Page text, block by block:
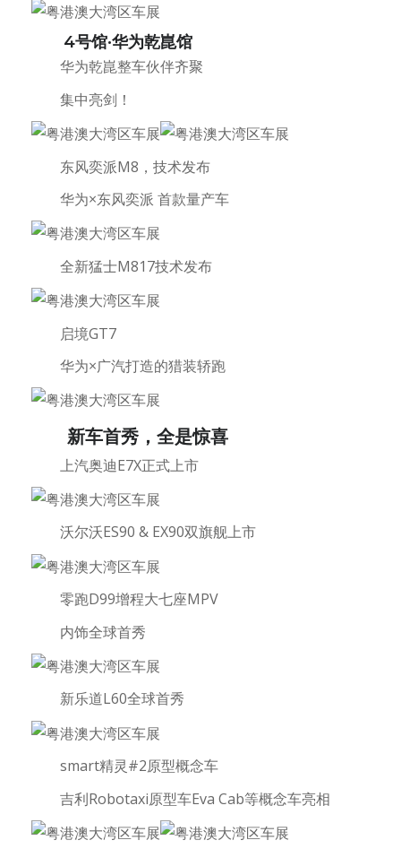
4号馆·华为乾崑馆
华为乾崑整车伙伴齐聚
集中亮剑！
东风奕派M8，技术发布
华为×东风奕派 首款量产车
全新猛士M817技术发布
启境GT7
华为×广汽打造的猎装轿跑
新车首秀，全是惊喜
上汽奥迪E7X正式上市
沃尔沃ES90 & EX90双旗舰上市
零跑D99增程大七座MPV
内饰全球首秀
新乐道L60全球首秀
smart精灵#2原型概念车
吉利Robotaxi原型车Eva Cab等概念车亮相